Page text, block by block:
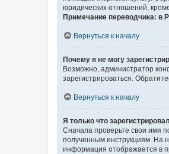
юридических отношений,
Примечание переводчика: в
Вернуться к началу
Почему я не могу
Возможно, администратор
зарегистрироваться.
Вернуться к началу
Я только что
Сначала проверьте свои имя
полученным инструкциям. На
информация отображается в